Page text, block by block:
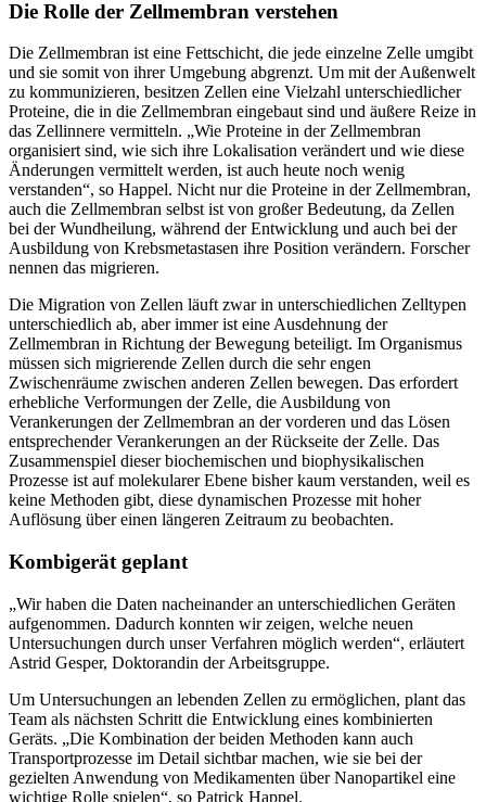
Die Rolle der Zellmembran verstehen
Die Zellmembran ist eine Fettschicht, die jede einzelne Zelle umgibt
und sie somit von ihrer Umgebung abgrenzt. Um mit der Außenwelt
zu kommunizieren, besitzen Zellen eine Vielzahl unterschiedlicher
Proteine, die in die Zellmembran eingebaut sind und äußere Reize in
das Zellinnere vermitteln. „Wie Proteine in der Zellmembran
organisiert sind, wie sich ihre Lokalisation verändert und wie diese
Änderungen vermittelt werden, ist auch heute noch wenig
verstanden“, so Happel. Nicht nur die Proteine in der Zellmembran,
auch die Zellmembran selbst ist von großer Bedeutung, da Zellen
bei der Wundheilung, während der Entwicklung und auch bei der
Ausbildung von Krebsmetastasen ihre Position verändern. Forscher
nennen das migrieren.
Die Migration von Zellen läuft zwar in unterschiedlichen Zelltypen
unterschiedlich ab, aber immer ist eine Ausdehnung der
Zellmembran in Richtung der Bewegung beteiligt. Im Organismus
müssen sich migrierende Zellen durch die sehr engen
Zwischenräume zwischen anderen Zellen bewegen. Das erfordert
erhebliche Verformungen der Zelle, die Ausbildung von
Verankerungen der Zellmembran an der vorderen und das Lösen
entsprechender Verankerungen an der Rückseite der Zelle. Das
Zusammenspiel dieser biochemischen und biophysikalischen
Prozesse ist auf molekularer Ebene bisher kaum verstanden, weil es
keine Methoden gibt, diese dynamischen Prozesse mit hoher
Auflösung über einen längeren Zeitraum zu beobachten.
Kombigerät geplant
„Wir haben die Daten nacheinander an unterschiedlichen Geräten
aufgenommen. Dadurch konnten wir zeigen, welche neuen
Untersuchungen durch unser Verfahren möglich werden“, erläutert
Astrid Gesper, Doktorandin der Arbeitsgruppe.
Um Untersuchungen an lebenden Zellen zu ermöglichen, plant das
Team als nächsten Schritt die Entwicklung eines kombinierten
Geräts. „Die Kombination der beiden Methoden kann auch
Transportprozesse im Detail sichtbar machen, wie sie bei der
gezielten Anwendung von Medikamenten über Nanopartikel eine
wichtige Rolle spielen“, so Patrick Happel.